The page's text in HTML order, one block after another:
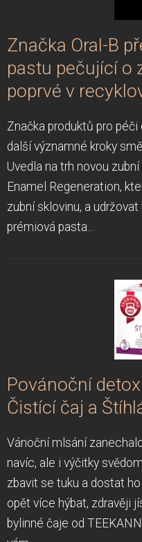
Značka Oral-B
pastu pečující o
poprvé v
Značka produktů pro
další významné kroky
Uvedla na trh novou
Enamel Regeneration,
zubní sklovinu, a
prémiová pasta...
Povánoční
Čistící čaj a
Vánoční mlsání
navíc, ale i výčitky
zbavit se tuku a dostat
opět více hýbat, zdravěji
bylinné čaje od